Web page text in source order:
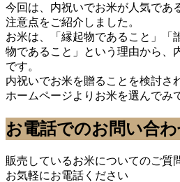
今回は、内祝いでお米が人気であ
注意点をご紹介しました。
お米は、「縁起物であること」「
物であること」という理由から、
です。
内祝いでお米を贈ることを検討さ
ホームページよりお米を選んでみ
お電話でのお問い合
販売しているお米についてのご質
お気軽にお電話ください